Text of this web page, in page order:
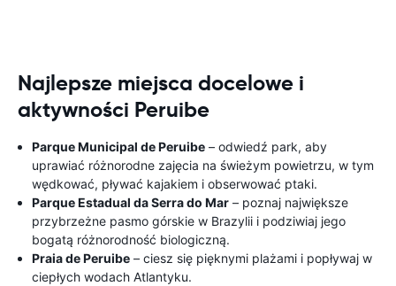
Najlepsze miejsca docelowe i
aktywności Peruibe
Parque Municipal de Peruibe – odwiedź park, aby
uprawiać różnorodne zajęcia na świeżym powietrzu, w tym
wędkować, pływać kajakiem i obserwować ptaki.
Parque Estadual da Serra do Mar – poznaj największe
przybrzeżne pasmo górskie w Brazylii i podziwiaj jego
bogatą różnorodność biologiczną.
Praia de Peruibe – ciesz się pięknymi plażami i popływaj w
ciepłych wodach Atlantyku.